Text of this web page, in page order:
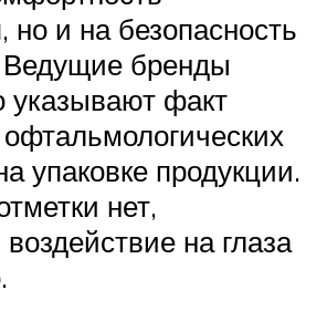
но и на безопасность
Ведущие бренды
указывают факт
упаковке продукции.
нет,
воздействие на глаза